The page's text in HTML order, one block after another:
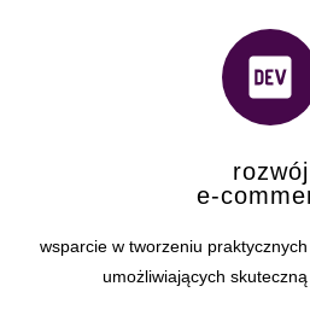
rozwój
e-
wsparcie w tworzeniu
umożliwiających